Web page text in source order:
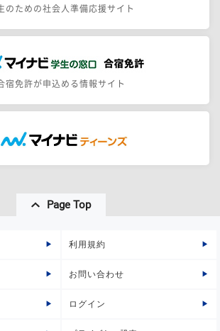
のための社会人準備応援サイト
宿免許が申込める情報サイト
Page Top
利用規約
お問い合わせ
ログイン